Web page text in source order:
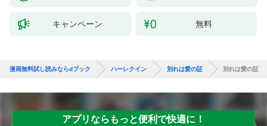
キャンペーン 無料
漫画無料試し読みならdブック ハーレクイン 別れは愛の証 別れは愛の証
アプリならもっと便利で快適に！